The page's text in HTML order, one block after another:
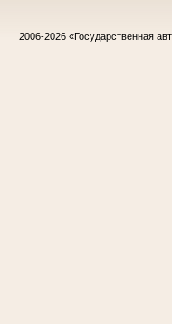
2006-2026 «Государственная